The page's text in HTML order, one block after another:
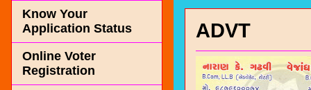
ADVT
Know Your
Application Status
Online Voter
Registration